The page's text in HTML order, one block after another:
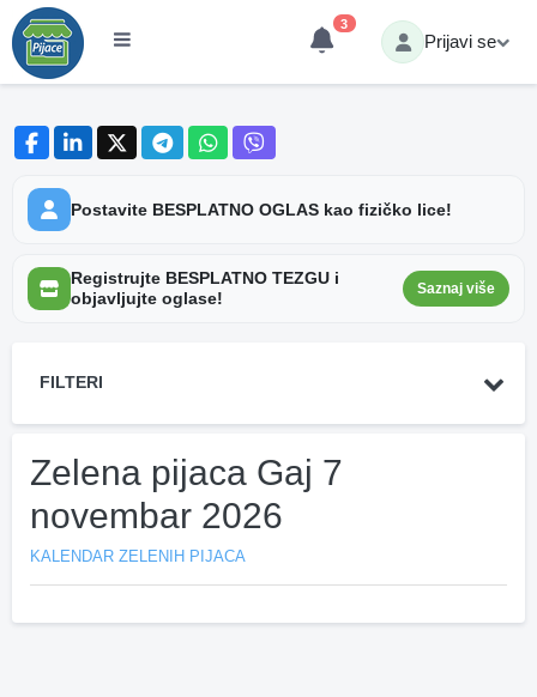
3
Prijavi se
Postavite BESPLATNO OGLAS kao fizičko lice!
Registrujte BESPLATNO TEZGU i
objavljujte oglase!
Saznaj više
FILTERI
Zelena pijaca Gaj 7
novembar 2026
KALENDAR ZELENIH PIJACA